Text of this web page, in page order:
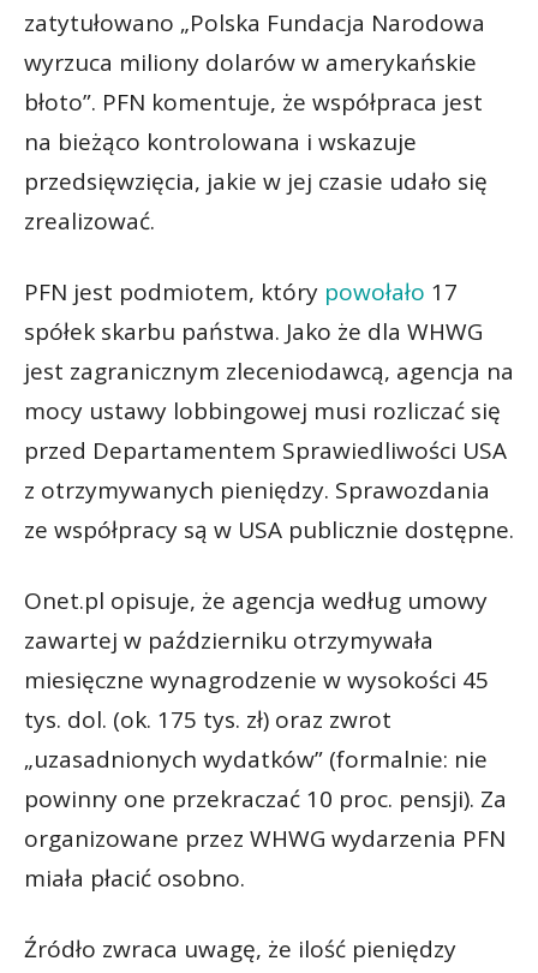
zatytułowano „Polska Fundacja Narodowa
wyrzuca miliony dolarów w amerykańskie
błoto”. PFN komentuje, że współpraca jest
na bieżąco kontrolowana i wskazuje
przedsięwzięcia, jakie w jej czasie udało się
zrealizować.
PFN jest podmiotem, który powołało 17
spółek skarbu państwa. Jako że dla WHWG
jest zagranicznym zleceniodawcą, agencja na
mocy ustawy lobbingowej musi rozliczać się
przed Departamentem Sprawiedliwości USA
z otrzymywanych pieniędzy. Sprawozdania
ze współpracy są w USA publicznie dostępne.
Onet.pl opisuje, że agencja według umowy
zawartej w październiku otrzymywała
miesięczne wynagrodzenie w wysokości 45
tys. dol. (ok. 175 tys. zł) oraz zwrot
„uzasadnionych wydatków” (formalnie: nie
powinny one przekraczać 10 proc. pensji). Za
organizowane przez WHWG wydarzenia PFN
miała płacić osobno.
Źródło zwraca uwagę, że ilość pieniędzy